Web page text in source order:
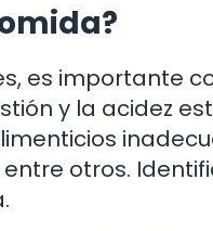
es importante
y la acidez
otros.